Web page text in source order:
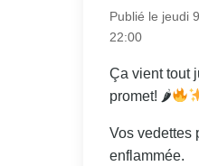
Publié le jeudi
22:00
Ça vient tout
promet! 🌶
Vos vedettes
enflammée.